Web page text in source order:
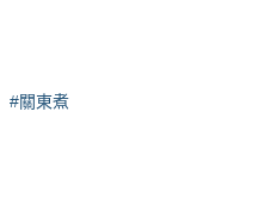
#關東煮